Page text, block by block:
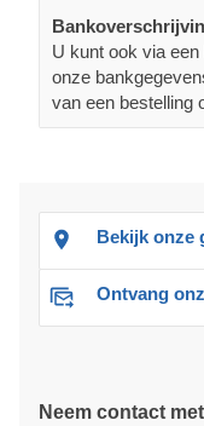
U kunt ook via
onze
van een bestelling
Bekijk onze
Ontvang onze
Neem contact